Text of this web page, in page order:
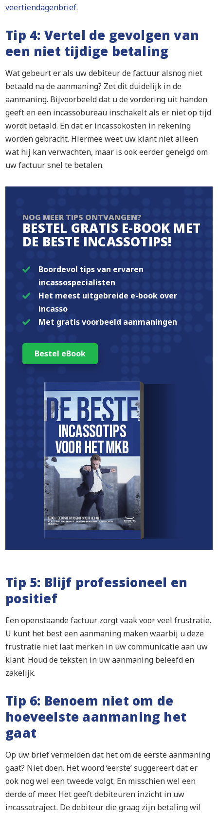
veertiendagenbrief.
Tip 4: Vertel de gevolgen van
een niet tijdige betaling
Wat gebeurt er als uw debiteur de factuur alsnog niet
betaald na de aanmaning? Zet dit duidelijk in de
aanmaning. Bijvoorbeeld dat u de vordering uit handen
geeft en een incassobureau inschakelt als er niet op tijd
wordt betaald. En dat er incassokosten in rekening
worden gebracht. Hiermee weet uw klant niet alleen
wat hij kan verwachten, maar is ook eerder geneigd om
uw factuur snel te betalen.
NOG MEER TIPS ONTVANGEN?
BESTEL GRATIS E-BOOK MET
DE BESTE INCASSOTIPS!
Boordevol tips van ervaren
incassospecialisten
Het meest uitgebreide e-book over
incasso
Met gratis voorbeeld aanmaningen
Bestel eBook
Tip 5: Blijf professioneel en
positief
Een openstaande factuur zorgt vaak voor veel frustratie.
U kunt het best een aanmaning maken waarbij u deze
frustratie niet laat merken in uw communicatie aan uw
klant. Houd de teksten in uw aanmaning beleefd en
zakelijk.
Tip 6: Benoem niet om de
hoeveelste aanmaning het
gaat
Op uw brief vermelden dat het om de eerste aanmaning
gaat? Niet doen. Het woord ‘eerste’ suggereert dat er
ook nog wel een tweede volgt. En misschien wel een
derde of meer. Het geeft debiteuren inzicht in uw
incassotraject. De debiteur die graag zijn betaling wil